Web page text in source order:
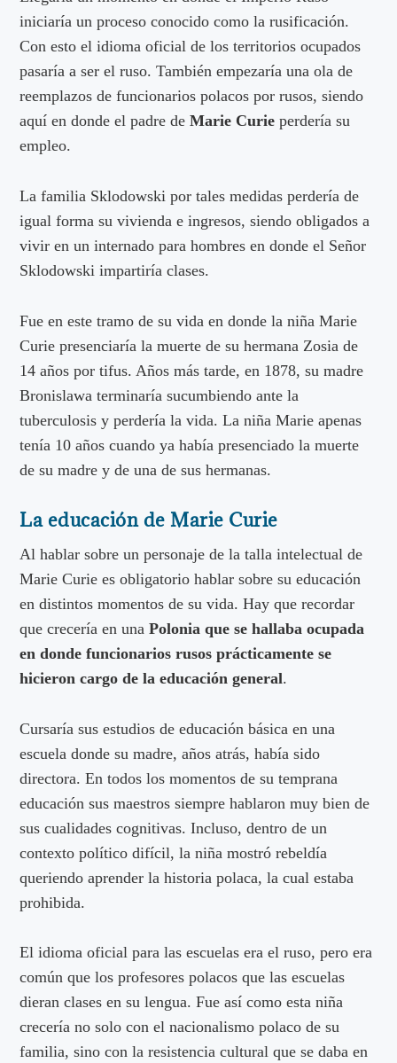
iniciaría un proceso conocido como la rusificación.
Con esto el idioma oficial de los territorios ocupados
pasaría a ser el ruso. También empezaría una ola de
reemplazos de funcionarios polacos por rusos, siendo
aquí en donde el padre deMarie Curie perdería su
empleo.
La familia Sklodowski por tales medidas perdería de
igual forma su vivienda e ingresos, siendo obligados a
vivir en un internado para hombres en donde el Señor
Sklodowski impartiría clases.
Fue en este tramo de su vida en donde la niña Marie
Curie presenciaría la muerte de su hermana Zosia de
14 años por tifus. Años más tarde, en 1878, su madre
Bronislawa terminaría sucumbiendo ante la
tuberculosis y perdería la vida. La niña Marie apenas
tenía 10 años cuando ya había presenciado la muerte
de su madre y de una de sus hermanas.
La educación de Marie Curie
Al hablar sobre un personaje de la talla intelectual de
Marie Curie es obligatorio hablar sobre su educación
en distintos momentos de su vida. Hay que recordar
que crecería en unaPolonia que se hallaba ocupada
en donde funcionarios rusos prácticamente se
hicieron cargo de la educación general.
Cursaría sus estudios de educación básica en una
escuela donde su madre, años atrás, había sido
directora. En todos los momentos de su temprana
educación sus maestros siempre hablaron muy bien de
sus cualidades cognitivas. Incluso, dentro de un
contexto político difícil, la niña mostró rebeldía
queriendo aprender la historia polaca, la cual estaba
prohibida.
El idioma oficial para las escuelas era el ruso, pero era
común que los profesores polacos que las escuelas
dieran clases en su lengua. Fue así como esta niña
crecería no solo con el nacionalismo polaco de su
familia, sino con la resistencia cultural que se daba en